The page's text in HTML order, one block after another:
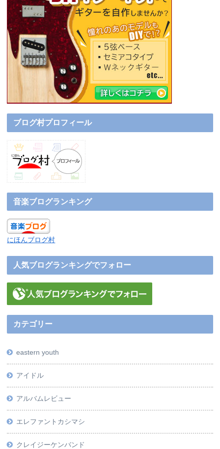
ブログ村プロフィール
音楽ブログランキング
にほんブログ村
人気ブログランキングでフォロー
カテゴリー
eastern youth
アイドル
アルバムレビュー
エレファントカシマシ
クレイジーケンバンド